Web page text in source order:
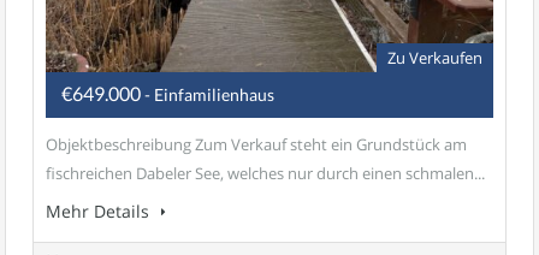
Zu Verkaufen
€649.000- Einfamilienhaus
Objektbeschreibung Zum Verkauf steht ein Grundstück am
fischreichen Dabeler See, welches nur durch einen schmalen...
Mehr Details